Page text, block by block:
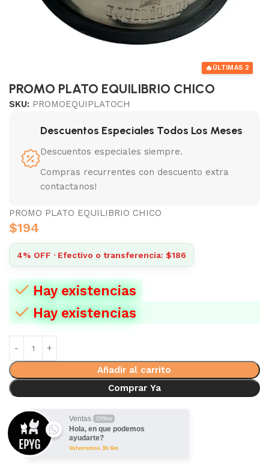
🔥ÚLTIMAS 2
PROMO PLATO EQUILIBRIO CHICO
SKU: PROMOEQUIPLATOCH
Descuentos Especiales Todos Los Meses
Descuentos especiales siempre.
Compras recurrentes con descuento extra
contactanos!
PROMO PLATO EQUILIBRIO CHICO
$194
4% OFF · Efectivo o transferencia: $186
Hay existencias
Hay existencias
Añadir al carrito
Comprar Ya
Ventas Offline
Hola, en que podemos
ayudarte?
Volveremos 3h:6m